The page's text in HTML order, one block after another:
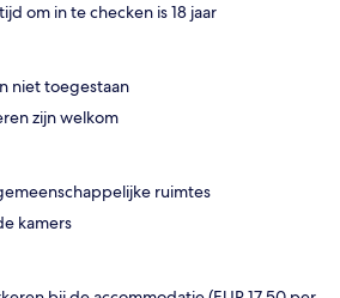
om in te checken is 18 jaar
niet toegestaan
zijn welkom
ruimtes
kamers